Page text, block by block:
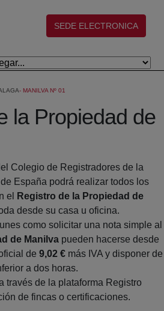
(abre en nueva ventana)
SEDE ELECTRONICA
MANILVA Nº 01
la Propiedad de
Colegio de Registradores de la
España podrá realizar todos los
el
Registro de la Propiedad de
desde su casa u oficina.
como solicitar una nota simple al
de Manilva pueden hacerse desde
de 9,02 € más IVA y disponer de
a dos horas.
través de la plataforma Registro
de fincas o certificaciones.